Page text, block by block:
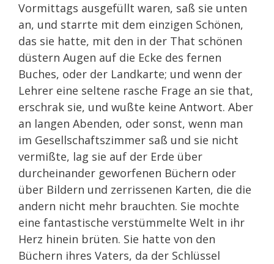
Vormittags ausgefüllt waren, saß sie unten
an, und starrte mit dem einzigen Schönen,
das sie hatte, mit den in der That schönen
düstern Augen auf die Ecke des fernen
Buches, oder der Landkarte; und wenn der
Lehrer eine seltene rasche Frage an sie that,
erschrak sie, und wußte keine Antwort. Aber
an langen Abenden, oder sonst, wenn man
im Gesellschaftszimmer saß und sie nicht
vermißte, lag sie auf der Erde über
durcheinander geworfenen Büchern oder
über Bildern und zerrissenen Karten, die die
andern nicht mehr brauchten. Sie mochte
eine fantastische verstümmelte Welt in ihr
Herz hinein brüten. Sie hatte von den
Büchern ihres Vaters, da der Schlüssel